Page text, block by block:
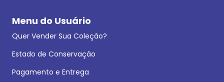
Menu do Usuário
Quer Vender Sua Coleção?
Estado de Conservação
Pagamento e Entrega